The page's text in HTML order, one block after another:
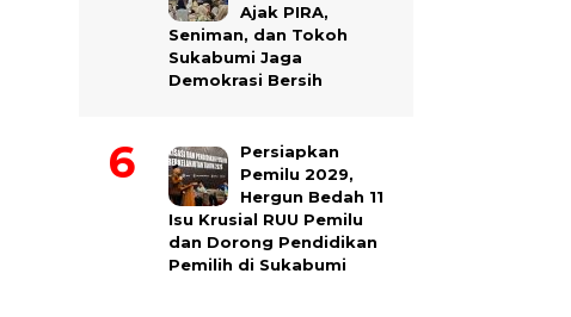
Ajak PIRA,
Seniman, dan Tokoh
Sukabumi Jaga
Demokrasi Bersih
Persiapkan
Pemilu 2029,
Hergun Bedah 11
Isu Krusial RUU Pemilu
dan Dorong Pendidikan
Pemilih di Sukabumi